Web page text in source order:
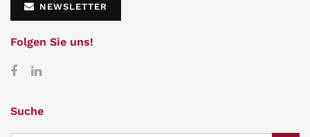
NEWSLETTER
Folgen Sie uns!
Suche